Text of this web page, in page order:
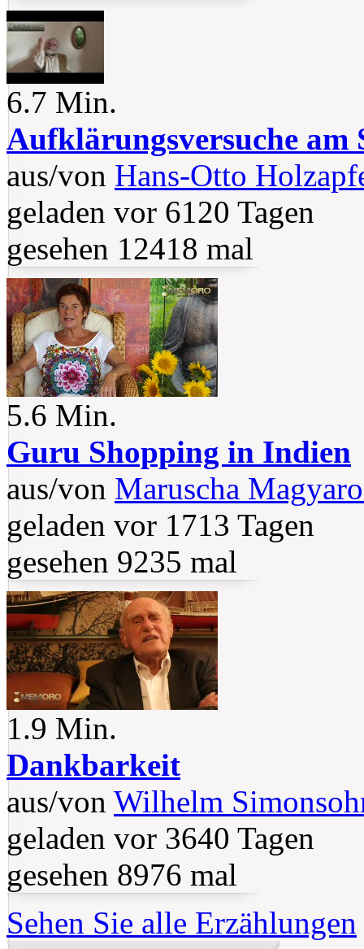
6.7 Min.
Aufklärungsversuche am
aus/von Hans-Otto
geladen vor 6120 Tagen
gesehen 12418 mal
5.6 Min.
Guru Shopping in Indien
aus/von Maruscha
geladen vor 1713 Tagen
gesehen 9235 mal
1.9 Min.
Dankbarkeit
aus/von Wilhelm
geladen vor 3640 Tagen
gesehen 8976 mal
Sehen Sie alle Erzählungen